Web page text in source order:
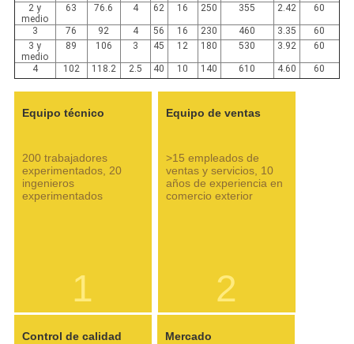
2 y
medio
63 76.6 4 62 16 250 355 2.42 60
3 76 92 4 56 16 230 460 3.35
60
3 y
medio
89 106 3 45 12 180 530 3.92 60
4 102 118.2 2.5 40 10 140 610 4.60 60
Equipo técnico
200 trabajadores
experimentados, 20
ingenieros
experimentados
1
Equipo de ventas
>15 empleados de
ventas y servicios, 10
años de experiencia en
comercio exterior
2
Control de calidad Mercado